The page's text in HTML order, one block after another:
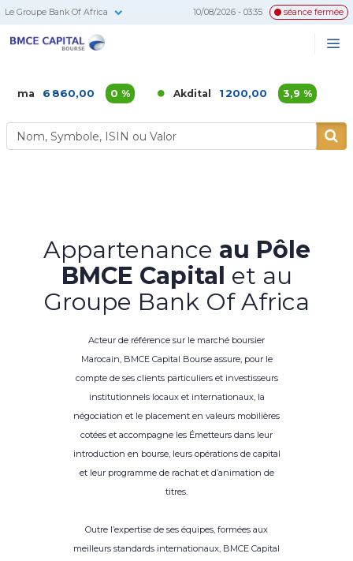
Le Groupe Bank Of Africa 10/08/2026 - 03:35 séance fermée
860,00 0 % Akdital 1 200,00 3,9 %
Appartenance au Pôle
BMCE Capital et au
Groupe Bank Of Africa
Acteur de référence sur le marché boursier
Marocain, BMCE Capital Bourse assure, pour le
compte de ses clients particuliers et investisseurs
institutionnels locaux et internationaux, la
négociation et le placement en valeurs mobilières
cotées et accompagne les Émetteurs dans leur
introduction en bourse, leurs opérations de capital
et leur programme de rachat et d’animation de
titres.
Outre l’expertise de ses équipes, formées aux
meilleurs standards internationaux, BMCE Capital